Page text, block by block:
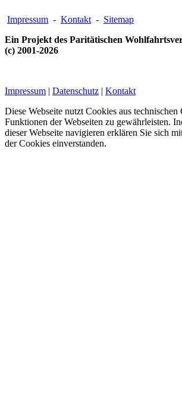
Impressum - Kontakt - Sitemap
Ein Projekt des Paritätischen
(c) 2001-2026
Impressum | Datenschutz | Kontakt
Diese Webseite nutzt Cookies aus technischen
Funktionen der Webseiten zu gewährleisten.
dieser Webseite navigieren erklären Sie sich
der Cookies einverstanden.